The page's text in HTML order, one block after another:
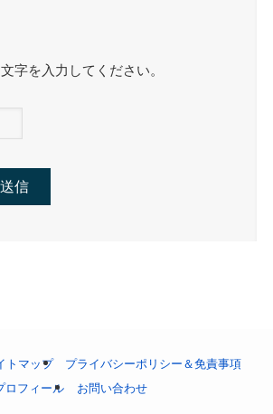
字を入力してください。
トマップ
プライバシーポリシー＆免責事項
ロフィール
お問い合わせ